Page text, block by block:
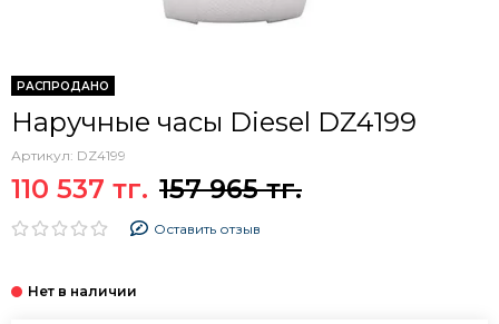
РАСПРОДАНО
Наручные часы Diesel DZ4199
Артикул: DZ4199
110 537 тг. 157 965 тг.
Оставить отзыв